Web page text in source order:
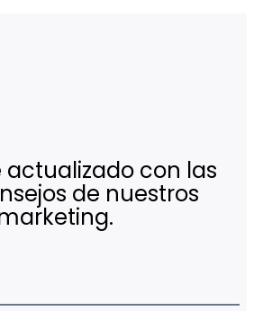
con las
de nuestros